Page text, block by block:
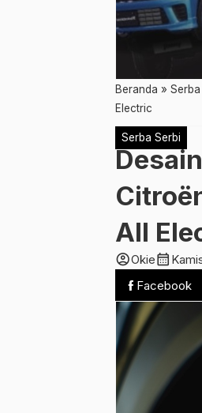
Beranda »
Electric
Serba Serbi
All
account_circleOkiecalendar_month
Facebook